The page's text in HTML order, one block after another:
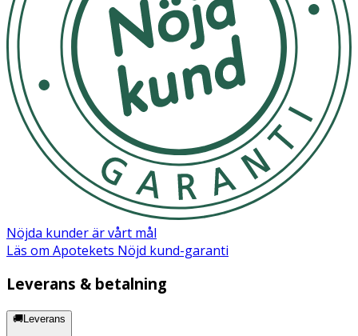
Nöjda kunder är vårt mål
Läs om Apotekets Nöjd kund-garanti
Leverans & betalning
🚚Leverans